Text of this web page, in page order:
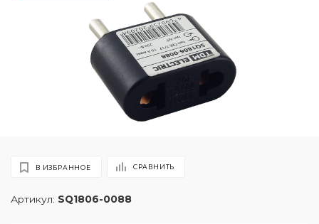
Артикул: SQ1806-0088
В ИЗБРАННОЕ СРАВНИТЬ